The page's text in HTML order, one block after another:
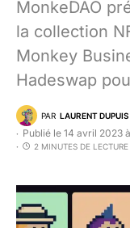
MonkeDAO
la collection
Monkey
Hadeswap
PAR LAURENT DUPUIS
Publié le 14 avril 2023
2 MINUTES DE LECTURE